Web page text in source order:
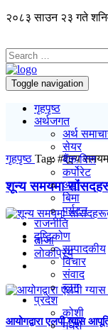
२०८३ साउन २३ गते
Toggle navigation
गृहपृष्ठ
अर्थजगत
अर्थ
सेयर
बैंक/वित्त
कर्पोरेट
अटो
बिमा
पर्यटन
राजनीति
दृष्टिकोण
सम्पादकीय
विचार
संवाद
ब्लग
प्रदेश
कोशी
मधेश
गृहपृष्ठ Tag:#शून्य
शून्य समयमा
ताजा
लाेकप्रिय
आयोगद्वारा एलपी ग्यास